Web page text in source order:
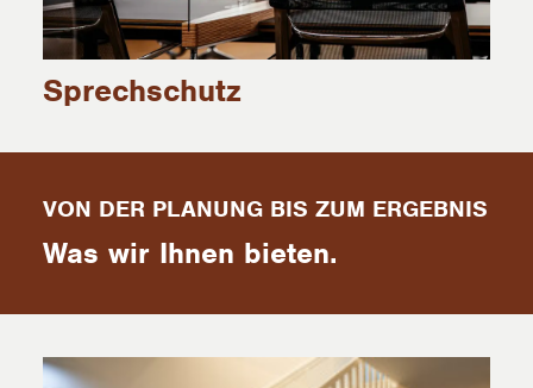
Sprechschutz
VON DER PLANUNG BIS ZUM ERGEBNIS
Was wir Ihnen bieten.